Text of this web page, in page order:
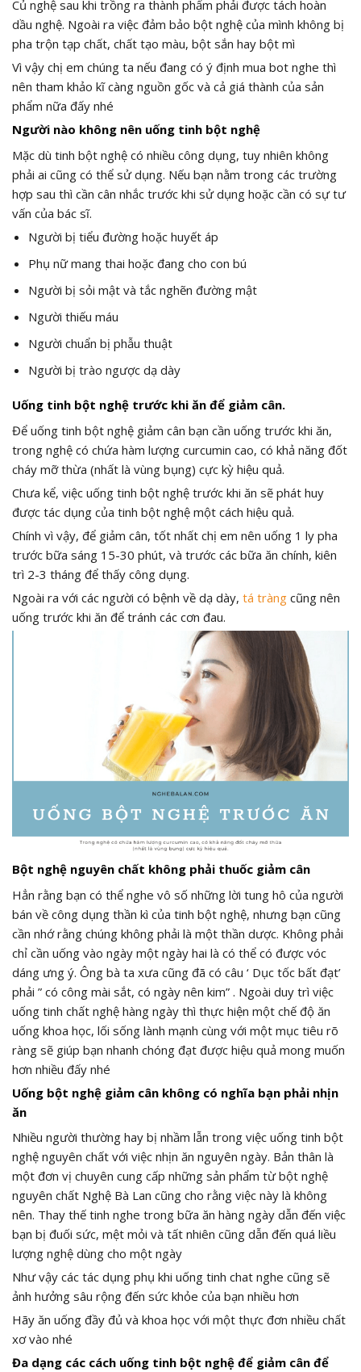
Củ nghệ sau khi trồng ra thành phẩm phải được tách hoàn
dầu nghệ. Ngoài ra việc đảm bảo bột nghệ của mình không bị
pha trộn tạp chất, chất tạo màu, bột sắn hay bột mì
Vì vậy chị em chúng ta nếu đang có ý định mua bot nghe thì
nên tham khảo kĩ càng nguồn gốc và cả giá thành của sản
phẩm nữa đấy nhé
Người nào không nên uống tinh bột nghệ
Mặc dù tinh bột nghệ có nhiều công dụng, tuy nhiên không
phải ai cũng có thể sử dụng. Nếu bạn nằm trong các trường
hợp sau thì cần cân nhắc trước khi sử dụng hoặc cần có sự tư
vấn của bác sĩ.
Người bị tiểu đường hoặc huyết áp
Phụ nữ mang thai hoặc đang cho con bú
Người bị sỏi mật và tắc nghẽn đường mật
Người thiếu máu
Người chuẩn bị phẫu thuật
Người bị trào ngược dạ dày
Uống tinh bột nghệ trước khi ăn để giảm cân.
Để uống tinh bột nghệ giảm cân bạn cần uống trước khi ăn,
trong nghệ có chứa hàm lượng curcumin cao, có khả năng đốt
cháy mỡ thừa (nhất là vùng bụng) cực kỳ hiệu quả.
Chưa kể, việc uống tinh bột nghệ trước khi ăn sẽ phát huy
được tác dụng của tinh bột nghệ một cách hiệu quả.
Chính vì vậy, để giảm cân, tốt nhất chị em nên uống 1 ly pha
trước bữa sáng 15-30 phút, và trước các bữa ăn chính, kiên
trì 2-3 tháng để thấy công dụng.
Ngoài ra với các người có bệnh về dạ dày, tá tràng cũng nên
uống trước khi ăn để tránh các cơn đau.
Bột nghệ nguyên chất không phải thuốc giảm cân
Hẳn rằng bạn có thể nghe vô số những lời tung hô của người
bán về công dụng thần kì của tinh bột nghệ, nhưng bạn cũng
cần nhớ rằng chúng không phải là một thần dược. Không phải
chỉ cần uống vào ngày một ngày hai là có thể có được vóc
dáng ưng ý. Ông bà ta xưa cũng đã có câu ‘ Dục tốc bất đạt’
phải ” có công mài sắt, có ngày nên kim” . Ngoài duy trì việc
uống tinh chất nghệ hàng ngày thì thực hiện một chế độ ăn
uống khoa học, lối sống lành mạnh cùng với một mục tiêu rõ
ràng sẽ giúp bạn nhanh chóng đạt được hiệu quả mong muốn
hơn nhiều đấy nhé
Uống bột nghệ giảm cân không có nghĩa bạn phải nhịn
ăn
Nhiều người thường hay bị nhầm lẫn trong việc uống tinh bột
nghệ nguyên chất với việc nhịn ăn nguyên ngày. Bản thân là
một đơn vị chuyên cung cấp những sản phẩm từ bột nghệ
nguyên chất Nghệ Bà Lan cũng cho rằng việc này là không
nên. Thay thế tinh nghe trong bữa ăn hàng ngày dẫn đến việc
bạn bị đuối sức, mệt mỏi và tất nhiên cũng dẫn đến quá liều
lượng nghệ dùng cho một ngày
Như vậy các tác dụng phụ khi uống tinh chat nghe cũng sẽ
ảnh hưởng sâu rộng đến sức khỏe của bạn nhiều hơn
Hãy ăn uống đầy đủ và khoa học với một thực đơn nhiều chất
xơ vào nhé
Đa dạng các cách uống tinh bột nghệ để giảm cân để